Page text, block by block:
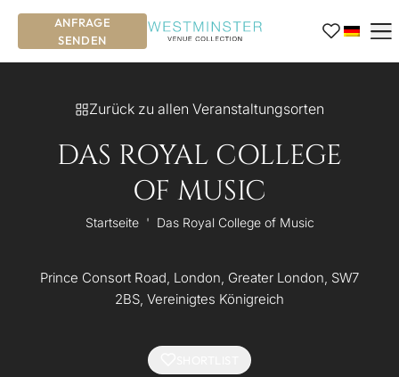
ANFRAGE
SENDEN
Zurück zu allen Veranstaltungsorten
DAS ROYAL COLLEGE
OF MUSIC
Startseite ' Das Royal College of Music
Prince Consort Road, London, Greater London, SW7
2BS, Vereinigtes Königreich